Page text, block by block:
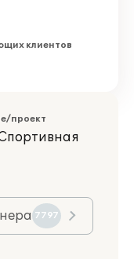
клиентов
проект
7797